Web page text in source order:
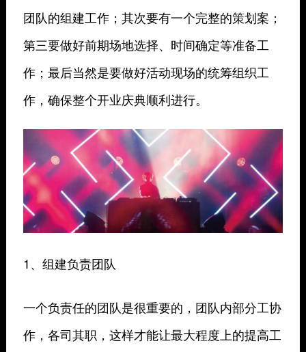
团队的组建工作；其次要有一个完整的策划案；
第三要做好前期场地选择、时间确定等准备工
作；最后当然是要做好活动现场的统筹组织工
作，确保整个开业庆典顺利进行。
1、组建负责团队
一个负责任的团队是很重要的，团队内部分工协
作，各司其职，这样才能让最大程度上的提高工